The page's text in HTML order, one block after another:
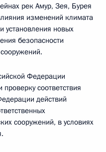
рек Амур, Зея, Бурея
изменений климата
установления новых
безопасности
Федерации
соответствия
действий
сооружений, в условиях